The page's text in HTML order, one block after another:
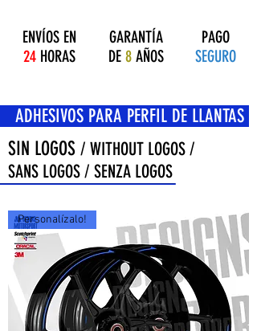
ENVÍOS EN
24 HORAS
GARANTÍA
DE 8 AÑOS
PAGO
SEGURO
PARA PERFIL DE LLANTAS
SIN LOGOS / WITHOUT LOGOS /
SANS LOGOS / SENZA LOGOS
Personalízalo!